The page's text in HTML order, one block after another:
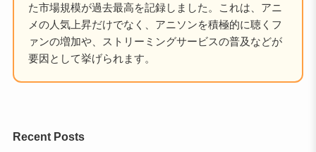
た市場規模が過去最高を記録しました。これは、アニ
メの人気上昇だけでなく、アニソンを積極的に聴くフ
ァンの増加や、ストリーミングサービスの普及などが
要因として挙げられます。
Recent Posts